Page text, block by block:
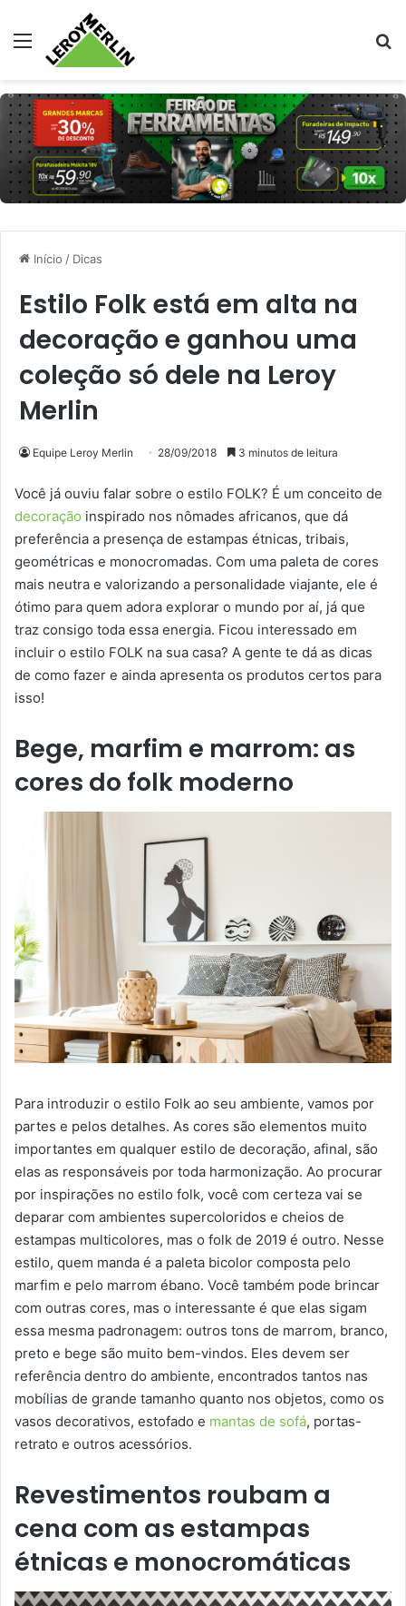
Menu
Início / Dicas
Estilo Folk está em alta na
decoração e ganhou uma
coleção só dele na Leroy
Merlin
Equipe Leroy Merlin 28/09/2018 3 minutos de leitura
Você já ouviu falar sobre o estilo FOLK? É um conceito de
decoração inspirado nos nômades africanos, que dá
preferência a presença de estampas étnicas, tribais,
geométricas e monocromadas. Com uma paleta de cores
mais neutra e valorizando a personalidade viajante, ele é
ótimo para quem adora explorar o mundo por aí, já que
traz consigo toda essa energia. Ficou interessado em
incluir o estilo FOLK na sua casa? A gente te dá as dicas
de como fazer e ainda apresenta os produtos certos para
isso!
Bege, marfim e marrom: as
cores do folk moderno
Para introduzir o estilo Folk ao seu ambiente, vamos por
partes e pelos detalhes. As cores são elementos muito
importantes em qualquer estilo de decoração, afinal, são
elas as responsáveis por toda harmonização. Ao procurar
por inspirações no estilo folk, você com certeza vai se
deparar com ambientes supercoloridos e cheios de
estampas multicolores, mas o folk de 2019 é outro. Nesse
estilo, quem manda é a paleta bicolor composta pelo
marfim e pelo marrom ébano. Você também pode brincar
com outras cores, mas o interessante é que elas sigam
essa mesma padronagem: outros tons de marrom, branco,
preto e bege são muito bem-vindos. Eles devem ser
referência dentro do ambiente, encontrados tantos nas
mobílias de grande tamanho quanto nos objetos, como os
vasos decorativos, estofado e mantas de sofá, portas-
retrato e outros acessórios.
Revestimentos roubam a
cena com as estampas
étnicas e monocromáticas